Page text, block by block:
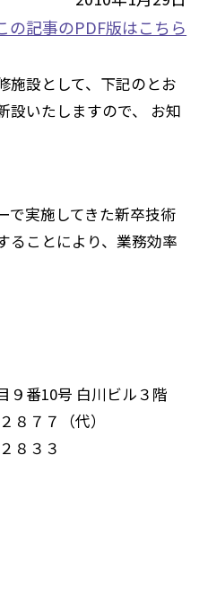
の記事のPDF版はこちら
施設として、下記のとお
設いたしますので、 お知
で実施してきた新卒技術
ることにより、業務効率
９番10号 白川ビル３階
８７７（代）
８３３